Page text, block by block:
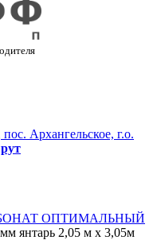
Архангельское, г.о.
ОПТИМАЛЬНЫЙ
янтарь 2,05 м x 3,05м